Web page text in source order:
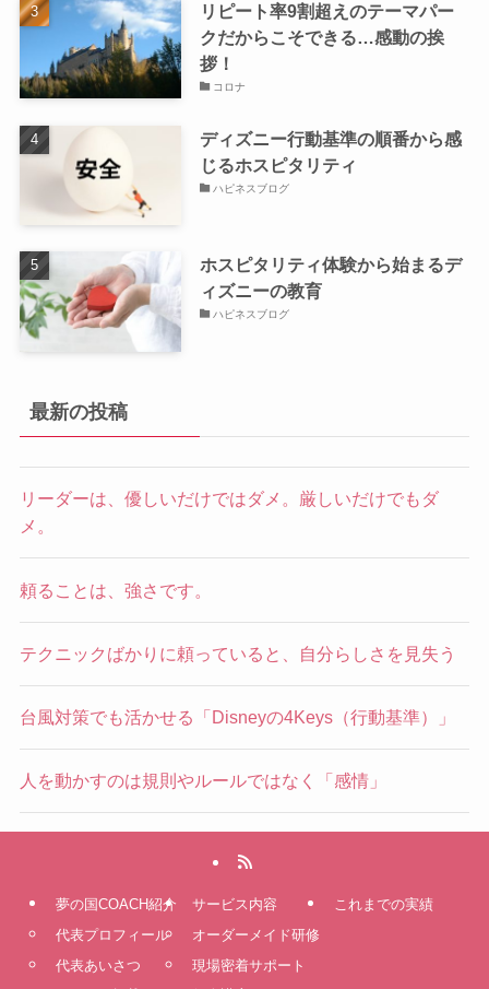
リピート率9割超えのテーマパー
クだからこそできる…感動の挨
拶！
コロナ
ディズニー行動基準の順番から感
じるホスピタリティ
ハピネスブログ
ホスピタリティ体験から始まるデ
ィズニーの教育
ハピネスブログ
最新の投稿
リーダーは、優しいだけではダメ。厳しいだけでもダ
メ。
頼ることは、強さです。
テクニックばかりに頼っていると、自分らしさを見失う
台風対策でも活かせる「Disneyの4Keys（行動基準）」
人を動かすのは規則やルールではなく「感情」
夢の国COACH紹介
代表プロフィール
代表あいさつ
サービス内容
オーダーメイド研修
現場密着サポート
これまでの実績